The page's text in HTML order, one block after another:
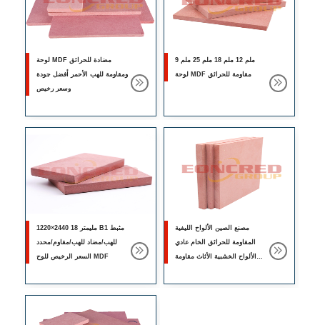
لوحة MDF مضادة للحرائق
ومقاومة للهب الأحمر أفضل جودة
وسعر رخيص
9 ملم 12 ملم 18 ملم 25 ملم
لوحة MDF مقاومة للحرائق
1220×2440 18 مليمتر B1 مثبط
للهب/مضاد للهب/مقاوم/محدد
السعر الرخيص للوح MDF
مصنع الصين الألواح الليفية
المقاومة للحرائق الخام عادي
الألواح الخشبية الأثاث مقاومة